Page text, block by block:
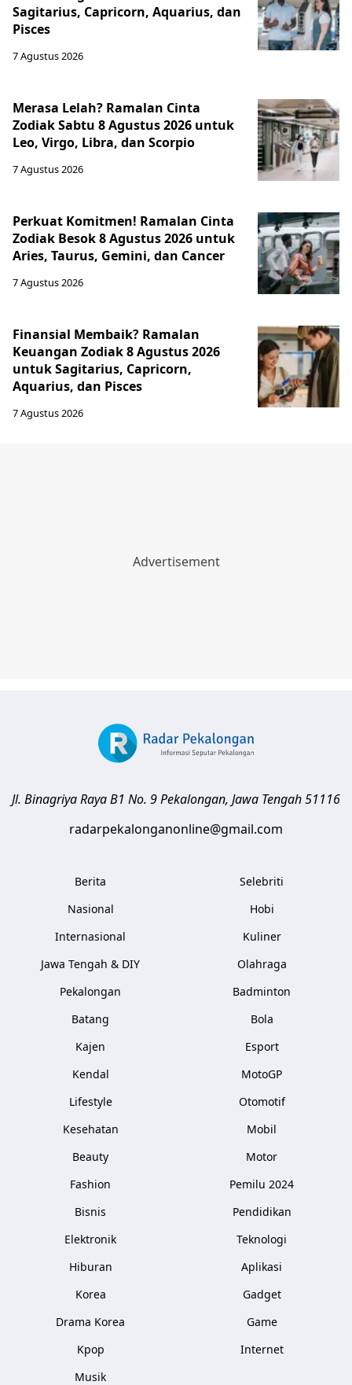
Sagitarius, Capricorn, Aquarius, dan
Pisces
7 Agustus 2026
Merasa Lelah? Ramalan Cinta
Zodiak Sabtu 8 Agustus 2026 untuk
Leo, Virgo, Libra, dan Scorpio
7 Agustus 2026
Perkuat Komitmen! Ramalan Cinta
Zodiak Besok 8 Agustus 2026 untuk
Aries, Taurus, Gemini, dan Cancer
7 Agustus 2026
Finansial Membaik? Ramalan
Keuangan Zodiak 8 Agustus 2026
untuk Sagitarius, Capricorn,
Aquarius, dan Pisces
7 Agustus 2026
Jl. Binagriya Raya B1 No. 9Pekalongan, Jawa Tengah51116
radarpekalonganonline@gmail.com
Berita
Nasional
Internasional
Jawa Tengah & DIY
Pekalongan
Batang
Kajen
Kendal
Lifestyle
Kesehatan
Beauty
Fashion
Bisnis
Elektronik
Hiburan
Korea
Drama Korea
Kpop
Musik
Selebriti
Hobi
Kuliner
Olahraga
Badminton
Bola
Esport
MotoGP
Otomotif
Mobil
Motor
Pemilu 2024
Pendidikan
Teknologi
Aplikasi
Gadget
Game
Internet